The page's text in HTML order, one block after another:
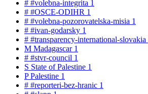
# #volebna-integrita 1
# #OSCE-ODIHR 1
# #volebna-pozorovatelska-misia 1
# #ivan-godarsky 1
# #transparency-international-slovakia
M Madagascar 1
# #stvr-council 1
S State of Palestine 1
PPalestine 1
# #reporteri-bez-hranic 1